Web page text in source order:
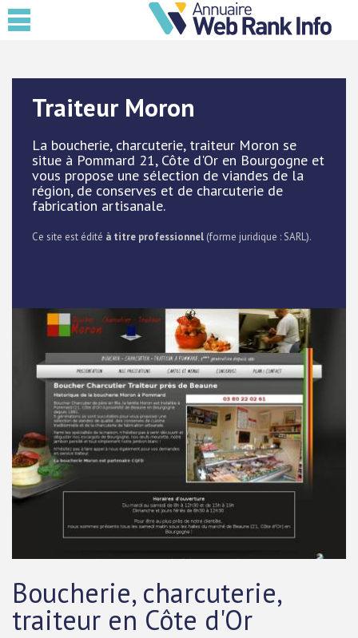
Traiteur Moron
La boucherie, charcuterie, traiteur Moron se
situe à Pommard 21, Côte d'Or en Bourgogne et
vous propose une sélection de viandes de la
région, de conserves et de charcuterie de
fabrication artisanale.
Ce site est édité à titre professionnel (forme juridique : SARL).
Boucherie, charcuterie,
traiteur en Côte d'Or